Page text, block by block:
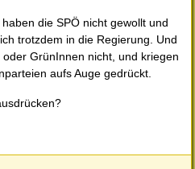
die SPÖ nicht gewollt und
trotzdem in die Regierung. Und
GrünInnen nicht, und kriegen
aufs Auge gedrückt.